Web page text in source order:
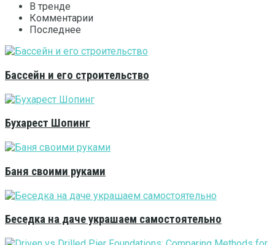
В тренде
Комментарии
Последнее
Бассейн и его строительство
Бухарест Шопинг
Баня своими руками
Беседка на даче украшаем самостоятельно